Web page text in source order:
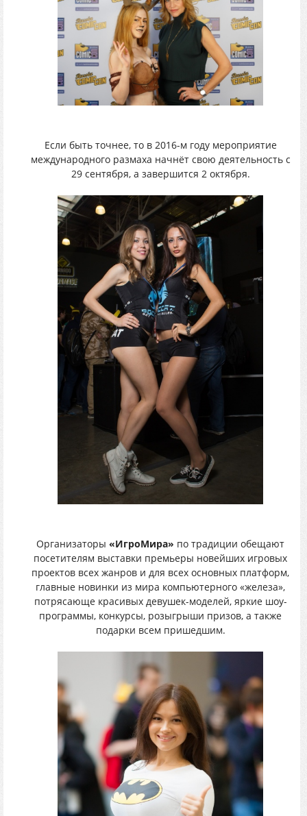
Если быть точнее, то в 2016-м году мероприятие
международного размаха начнёт свою деятельность с
29 сентября, а завершится 2 октября.
Организаторы «ИгроМира» по традиции обещают
посетителям выставки премьеры новейших игровых
проектов всех жанров и для всех основных платформ,
главные новинки из мира компьютерного «железа»,
потрясающе красивых девушек-моделей, яркие шоу-
программы, конкурсы, розыгрыши призов, а также
подарки всем пришедшим.